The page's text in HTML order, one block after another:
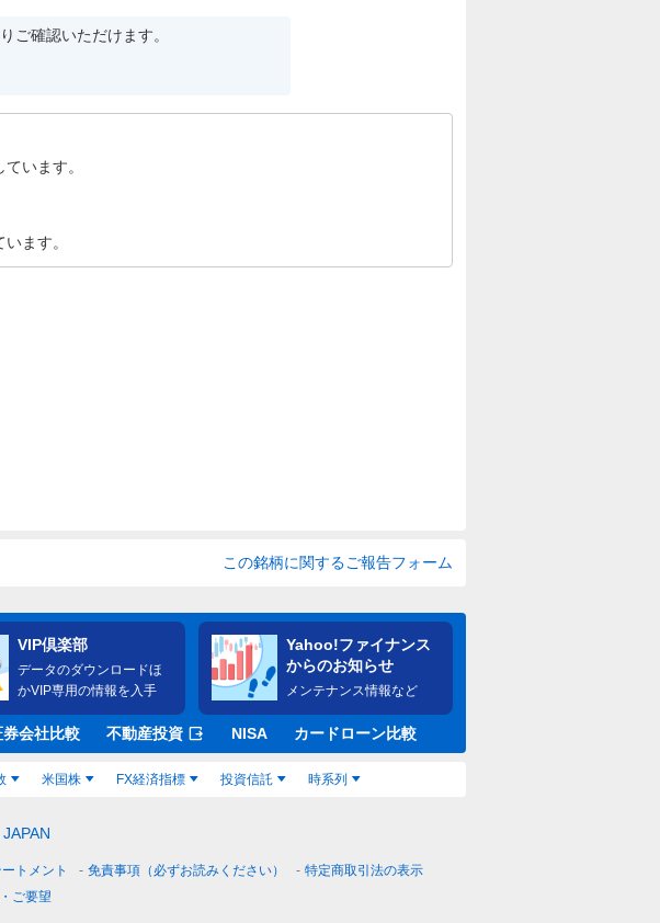
ご確認いただけます。
います。
ます。
この銘柄に関するご報告フォーム
VIP倶楽部
データのダウンロードほ
かVIP専用の情報を入手
Yahoo!ファイナンス
からのお知らせ
メンテナンス情報など
券会社比較 不動産投資 NISA カードローン比較
米国株 FX経済指標 投資信託 時系列
トメント 免責事項（必ずお読みください）
特定商取引法の表示
ご要望